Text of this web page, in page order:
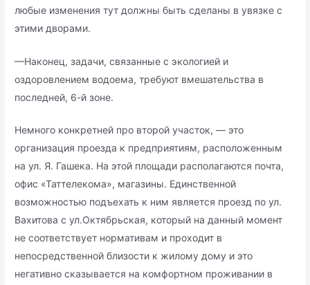
любые изменения тут должны быть сделаны в увязке с
этими дворами.
—Наконец, задачи, связанные с экологией и
оздоровлением водоема, требуют вмешательства в
последней, 6-й зоне.
Немного конкретней про второй участок, — это
организация проезда к предприятиям, расположенным
на ул. Я. Гашека. На этой площади располагаются почта,
офис «Таттелекома», магазины. Единственной
возможностью подъехать к ним является проезд по ул.
Вахитова с ул.Октябрьская, который на данный момент
не соответствует нормативам и проходит в
непосредственной близости к жилому дому и это
негативно сказывается на комфортном проживании в